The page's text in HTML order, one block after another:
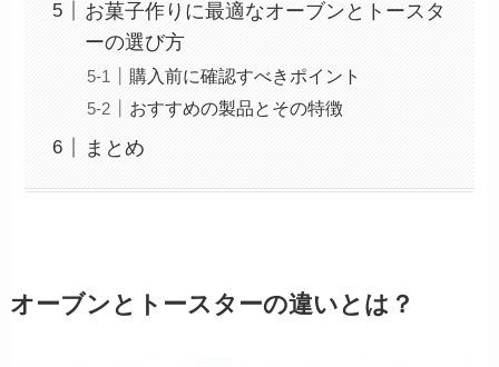
お菓子作りに最適なオーブンとトースタ
ーの選び方
購入前に確認すべきポイント
おすすめの製品とその特徴
まとめ
オーブンとトースターの違いとは？